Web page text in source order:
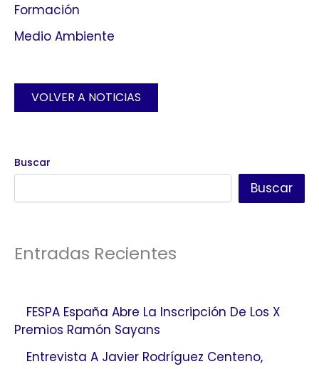
Formación
Medio Ambiente
VOLVER A NOTICIAS
Buscar
Buscar
Entradas Recientes
FESPA España Abre La Inscripción De Los X
Premios Ramón Sayans
Entrevista A Javier Rodríguez Centeno,